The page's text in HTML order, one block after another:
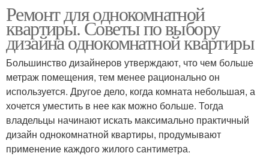
Ремонт для однокомнатной
квартиры. Советы по выбору
дизайна однокомнатной квартиры
Большинство дизайнеров утверждают, что чем больше
метраж помещения, тем менее рационально он
используется. Другое дело, когда комната небольшая, а
хочется уместить в нее как можно больше. Тогда
владельцы начинают искать максимально практичный
дизайн однокомнатной квартиры, продумывают
применение каждого жилого сантиметра.